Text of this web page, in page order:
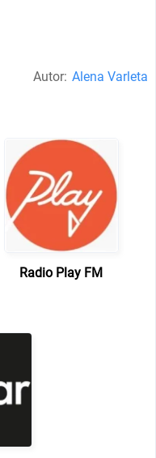
Autor: Alena Varleta
Radio Play FM